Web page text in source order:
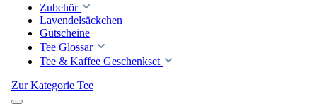
Zubehör
Lavendelsäckchen
Gutscheine
Tee Glossar
Tee & Kaffee Geschenkset
Zur Kategorie Tee